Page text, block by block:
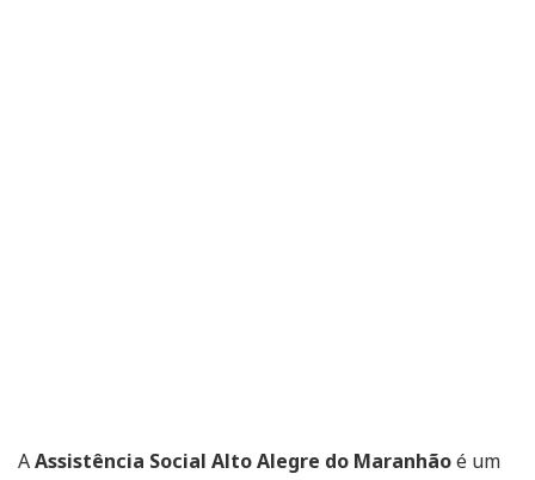
AAssistência Social Alto Alegre do Maranhãoé um